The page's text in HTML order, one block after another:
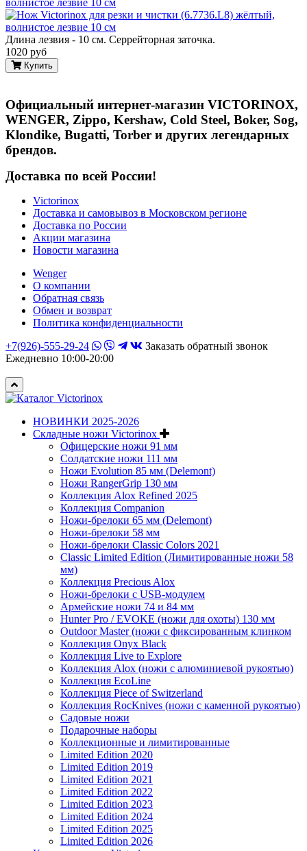
Длина лезвия - 10 см. Серрейторная заточка.
1020 руб
Купить
Официальный интернет-магазин VICTORINOX,
WENGER, Zippo, Kershaw, Cold Steel, Boker, Sog,
Klondike, Bugatti, Torber и других легендарных
брендов.
Доставка по всей России!
Victorinox
Доставка и самовывоз в Московском регионе
Доставка по России
Акции магазина
Новости магазина
Wenger
О компании
Обратная связь
Обмен и возврат
Политика конфиденциальности
+7(926)-555-29-24
Заказать обратный звонок
Ежедневно 10:00-20:00
НОВИНКИ 2025-2026
Складные ножи Victorinox
Офицерские ножи 91 мм
Солдатские ножи 111 мм
Ножи Evolution 85 мм (Delemont)
Ножи RangerGrip 130 мм
Коллекция Alox Refined 2025
Коллекция Companion
Ножи-брелоки 65 мм (Delemont)
Ножи-брелоки 58 мм
Ножи-брелоки Classic Colors 2021
Classic Limited Edition (Лимитированные ножи 58
мм)
Коллекция Precious Alox
Ножи-брелоки с USB-модулем
Армейские ножи 74 и 84 мм
Hunter Pro / EVOKE (ножи для охоты) 130 мм
Outdoor Master (ножи с фиксированным клинком
Коллекция Onyx Black
Коллекция Live to Explore
Коллекция Alox (ножи с алюминиевой рукоятью)
Коллекция EcoLine
Коллекция Piece of Switzerland
Коллекция RocKnives (ножи с каменной рукоятью)
Садовые ножи
Подарочные наборы
Коллекционные и лимитированные
Limited Edition 2020
Limited Edition 2019
Limited Edition 2021
Limited Edition 2022
Limited Edition 2023
Limited Edition 2024
Limited Edition 2025
Limited Edition 2026